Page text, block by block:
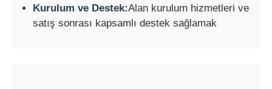
Kurulum ve Destek:Alan kurulum hizmetleri ve
satış sonrası kapsamlı destek sağlamak